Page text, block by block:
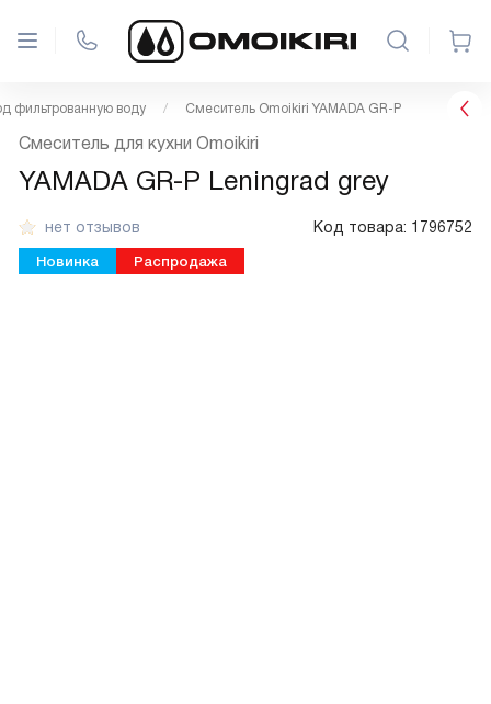
фильтрованную воду Смеситель Omoikiri YAMADA GR-P
нет отзывов Код товара: 1796752
Новинка Распродажа
Смеситель для кухни Omoikiri
YAMADA GR-P Leningrad grey